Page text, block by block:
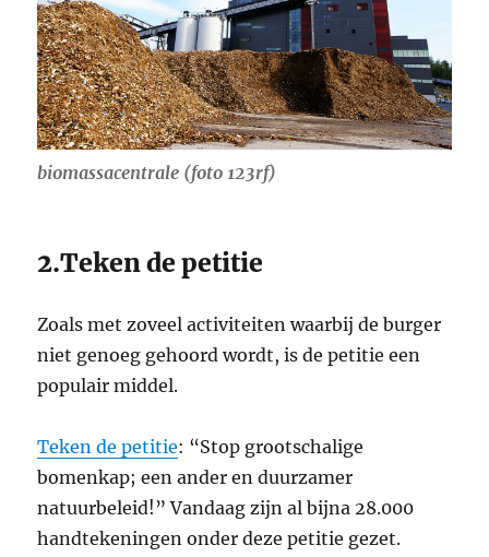
biomassacentrale (foto 123rf)
2.Teken de petitie
Zoals met zoveel activiteiten waarbij de burger
niet genoeg gehoord wordt, is de petitie een
populair middel.
Teken de petitie: “Stop grootschalige
bomenkap; een ander en duurzamer
natuurbeleid!” Vandaag zijn al bijna 28.000
handtekeningen onder deze petitie gezet.